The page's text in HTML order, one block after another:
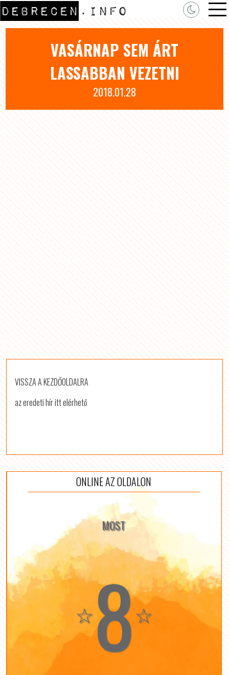
VASÁRNAP SEM ÁRT
LASSABBAN VEZETNI
2018.01.28
VISSZA A KEZDŐOLDALRA
az eredeti hír itt elérhető
ONLINE AZ OLDALON
MOST
☆8☆